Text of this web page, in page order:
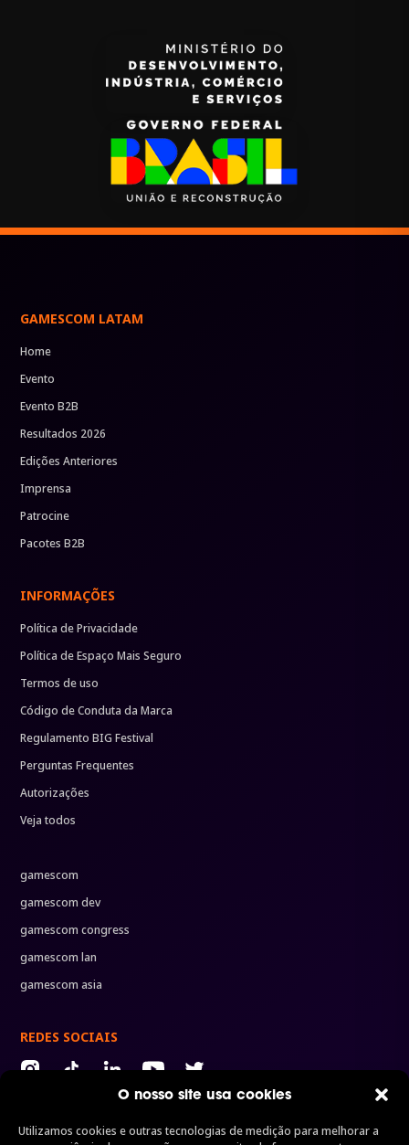
O nosso site usa cookies
Utilizamos cookies e outras tecnologias de medição para melhorar a
GAMESCOM LATAM
Home
Evento
Evento B2B
Resultados 2026
Edições Anteriores
Imprensa
Patrocine
Pacotes B2B
INFORMAÇÕES
Política de Privacidade
Política de Espaço Mais Seguro
Termos de uso
Código de Conduta da Marca
Regulamento BIG Festival
Perguntas Frequentes
Autorizações
Veja todos
gamescom
gamescom dev
gamescom congress
gamescom lan
gamescom asia
REDES SOCIAIS
ORGANIZADORES